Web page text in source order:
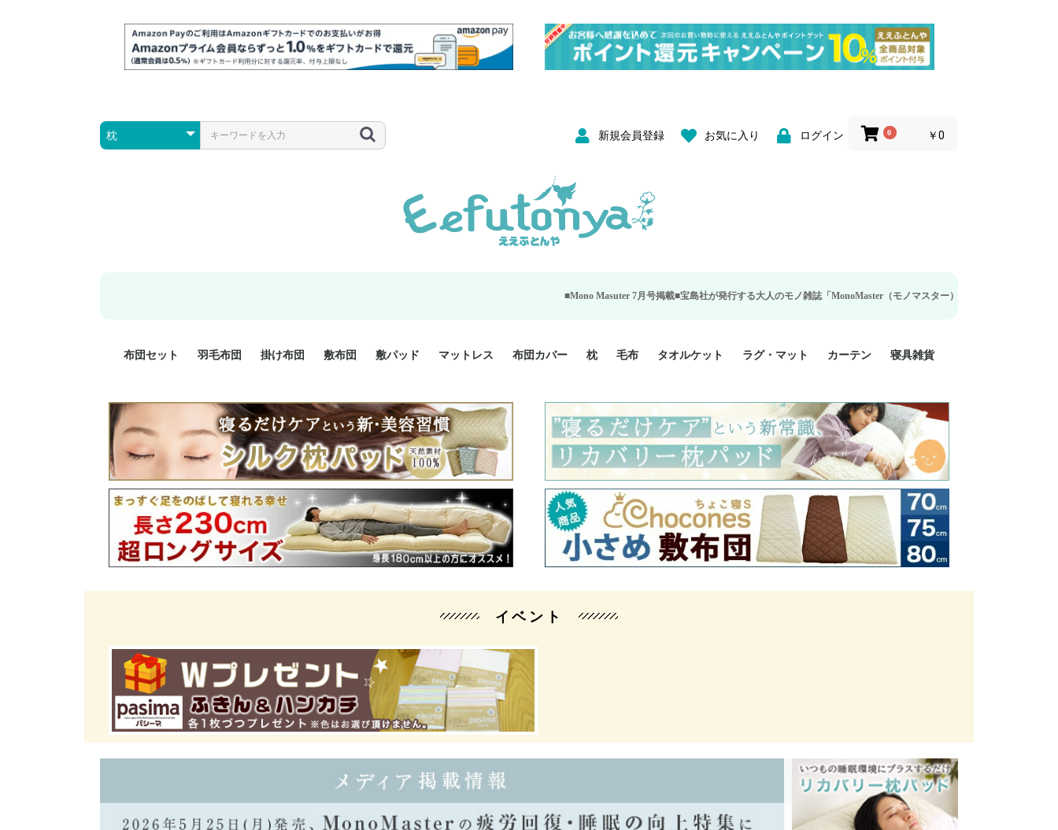
新規会員登録 お気に入り ログイン 0 ￥0
■Mono Masuter 7月号掲載■宝島社が発行する大人のモノ雑誌「MonoMaster（モノマスター）」の疲労回復・睡眠の向上特集に当社のリ
布団セット
羽毛布団セット 2点セット
3点セット
4点セット
5点セット
6点セット
エクセルゴールド
ロイヤルゴールド
マザーダックダウン
小さい布団セット
大きい布団セット
掛け布団セット 2点セット
3点セット
4点セット
6点セット
敷布団セット 2点セット
3点セット
羽毛布団
プレミアムゴールド
ロイヤルゴールド
エクセルゴールド
ニューゴールド
マザーダックダウン
マザーグースダウン
スーパーロングサイズ
洗える羽毛布団
肌掛け布団
掛け布団
防ダニ掛け布団
洗える掛け布団
小さい掛け布団
大きい掛け布団
肌掛け布団
敷布団
防ダニ敷布団
小さい敷布団 70cm幅 ミニシングル
75cm幅 ショートセミシ
ングル
80cm幅 セミシングル
大きい敷布団
機能性敷布団
敷パッド
シングルサイズ敷パッド
小さい敷パッド
大きい敷パッド
シルク敷パッド
枕パッド
シルク枕パッド
除湿シート
接触冷感パッド
暖かパッド
ガーゼケット
オーガニックコットン
ベッドパッド
パッドセット
マットレス 布団カバー
掛け布団カバー ジュニア 掛け布団カバー
シングル 掛け布団カバー
シングルロング 掛け布団
カバー
セミダブル 掛け布団カバ
ー
ダブル 掛け布団カバー
ダブルロング 掛け布団カ
バー
クィーン 掛け布団カバー
暖か 掛け布団カバー
敷布団カバー ジュニア 敷布団カバー
セミシングル 敷布団カバ
ー
シングル 敷布団カバー
シングルロング 敷布団カ
バー
ダブル 敷布団カバー
枕カバー 35x50cm 枕カバー
43x63cm 枕カバー
50x70cm 枕カバー
シルク 枕カバー
BOXシーツ シングル BOXシーツ
シングルロング BOXシー
ツ
セミダブル BOXシーツ
ダブル BOXシーツ
スーパーロング BOXシー
ツ
防ダニカバー
クッションカバー
オーガニックコットン
カバーセット カバー2点セット
カバー3点セット
枕
小さめ 35×50cm
やや小さめ 35×55cm
普通 43×63cm
大きめ 50×70cm
パイプ枕
高反発枕
低反発枕
機能性枕・その他枕
毛布 タオルケット
ハーフサイズ
シングルサイズ
セミダブルサイズ
ダブルサイズ
接触冷感
天然素材 綿100%
ラグ・マット カーテン
既成カーテンのサイズ
遮光カーテン
レース・シアーカーテン
Disney ディズニーカーテ
ン
MOOMIN ムーミンカーテ
ン
PEANUTS ピーナツカー
テン (SNOOPY スヌーピ
ー)
寝具雑貨
美容・化粧品
シルク寝具・雑貨
HURONテクノロジー リ
カバリー寝具
ソファカバー
ひざ掛け
パジャマ
クッション
玄関・フロアーマット
ペット用ベッド
インテリア
その他寝具雑貨
イベント